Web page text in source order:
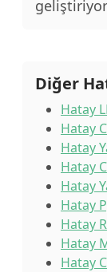
Diğer
Hatay
Hatay
Hatay
Hatay
Hatay
Hatay
Hatay
Hatay
Hatay